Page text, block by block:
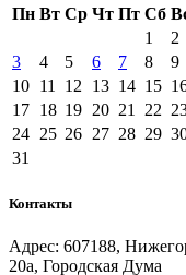
Пн Вт Ср Чт Пт Сб
1
2
3
4 5 6 7 8
9
10 11 12 13 14 15
17 18 19 20 21 22
24 25 26 27 28 29
31
Контакты
Адрес: 607188,
20а, Городская Дума